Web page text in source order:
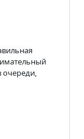
очереди,